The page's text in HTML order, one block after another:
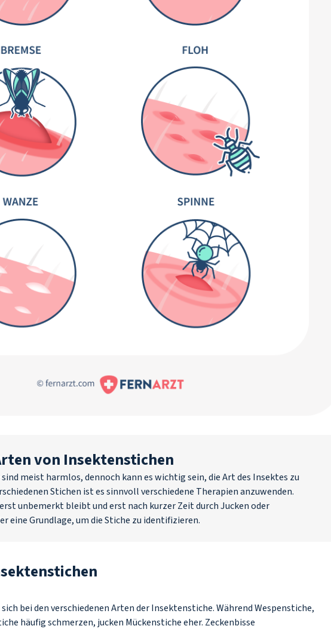
von Insektenstichen
meist harmlos, dennoch kann es wichtig sein, die Art des Insektes zu
Stichen ist es sinnvoll verschiedene Therapien anzuwenden.
unbemerkt bleibt und erst nach kurzer Zeit durch Jucken oder
eine Grundlage, um die Stiche zu identifizieren.
bei den verschiedenen Arten der Insektenstiche. Während Wespenstiche,
häufig schmerzen, jucken Mückenstiche eher. Zeckenbisse